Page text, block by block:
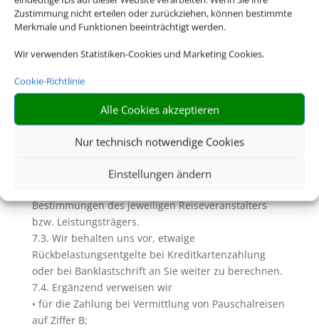
Zustimmung nicht erteilen oder zurückziehen, können bestimmte
Merkmale und Funktionen beeinträchtigt werden.
Wir verwenden Statistiken-Cookies und Marketing Cookies.
Cookie-Richtlinie
Alle Cookies akzeptieren
Nur technisch notwendige Cookies
Einstellungen ändern
dazu Ziffer D. dieser AGB)
7. Zahlungen und Inkasso
Pauschalreise, verbundenen Reiseleistung oder
Einzelleistung in Rechnung stellen und
diesbezügliche Zahlungen einziehen, geschieht dies
im Namen und für Rechnung des jeweiligen
Veranstalters bzw. des Leistungsträgers. Unberührt
bleiben davon die Rechte zur Einziehung uns
7.2. Die Zahlungsfristen und sonstigen
Bestimmungen des jeweiligen Reiseveranstalters
bzw. Leistungsträgers.
7.3. Wir behalten uns vor, etwaige
Rückbelastungsentgelte bei Kreditkartenzahlung
oder bei Banklastschrift an Sie weiter zu berechnen.
7.4. Ergänzend verweisen wir
• für die Zahlung bei Vermittlung von Pauschalreisen
auf Ziffer B;